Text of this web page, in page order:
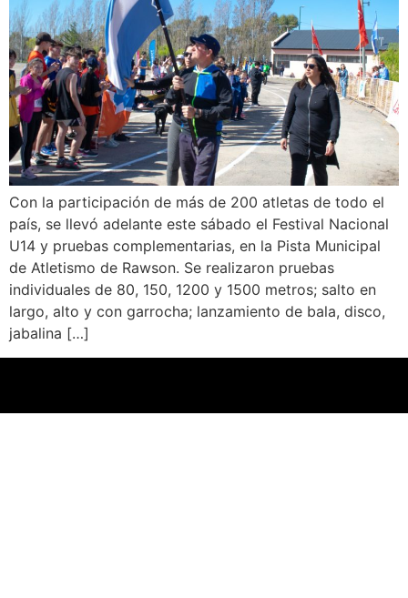
Con la participación de más de 200 atletas de todo el
país, se llevó adelante este sábado el Festival Nacional
U14 y pruebas complementarias, en la Pista Municipal
de Atletismo de Rawson. Se realizaron pruebas
individuales de 80, 150, 1200 y 1500 metros; salto en
largo, alto y con garrocha; lanzamiento de bala, disco,
jabalina […]